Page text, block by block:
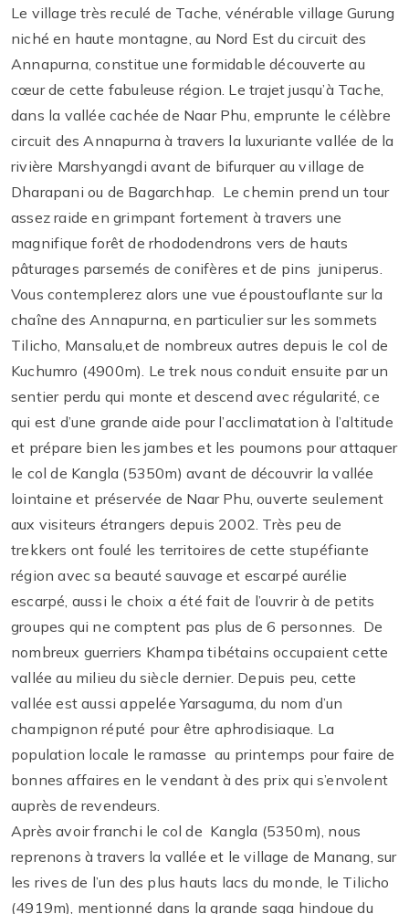
Le village très reculé de Tache, vénérable village Gurung
niché en haute montagne, au Nord Est du circuit des
Annapurna, constitue une formidable découverte au
cœur de cette fabuleuse région. Le trajet jusqu’à Tache,
dans la vallée cachée de Naar Phu, emprunte le célèbre
circuit des Annapurna à travers la luxuriante vallée de la
rivière Marshyangdi avant de bifurquer au village de
Dharapani ou de Bagarchhap. Le chemin prend un tour
assez raide en grimpant fortement à travers une
magnifique forêt de rhododendrons vers de hauts
pâturages parsemés de conifères et de pins juniperus.
Vous contemplerez alors une vue époustouflante sur la
chaîne des Annapurna, en particulier sur les sommets
Tilicho, Mansalu,et de nombreux autres depuis le col de
Kuchumro (4900m). Le trek nous conduit ensuite par un
sentier perdu qui monte et descend avec régularité, ce
qui est d’une grande aide pour l’acclimatation à l’altitude
et prépare bien les jambes et les poumons pour attaquer
le col de Kangla (5350m) avant de découvrir la vallée
lointaine et préservée de Naar Phu, ouverte seulement
aux visiteurs étrangers depuis 2002. Très peu de
trekkers ont foulé les territoires de cette stupéfiante
région avec sa beauté sauvage et escarpé aurélie
escarpé, aussi le choix a été fait de l’ouvrir à de petits
groupes qui ne comptent pas plus de 6 personnes. De
nombreux guerriers Khampa tibétains occupaient cette
vallée au milieu du siècle dernier. Depuis peu, cette
vallée est aussi appelée Yarsaguma, du nom d’un
champignon réputé pour être aphrodisiaque. La
population locale le ramasse au printemps pour faire de
bonnes affaires en le vendant à des prix qui s’envolent
auprès de revendeurs.
Après avoir franchi le col de Kangla (5350m), nous
reprenons à travers la vallée et le village de Manang, sur
les rives de l’un des plus hauts lacs du monde, le Tilicho
(4919m), mentionné dans la grande saga hindoue du